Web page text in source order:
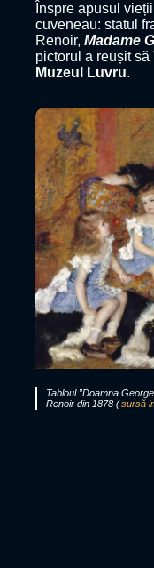
Înspre apusul
cuveneau: statul
Renoir, Madame
pictorul a reușit
Muzeul Luvru.
Tabloul ”Doamna
Renoir din 1878 (sursă